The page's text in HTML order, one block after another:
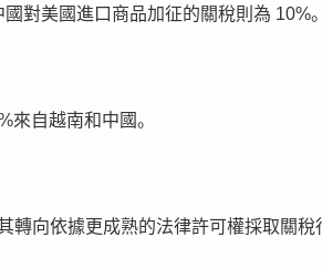
對美國進口商品加征的關稅則為 10%。
自越南和中國。
轉向依據更成熟的法律許可權採取關稅